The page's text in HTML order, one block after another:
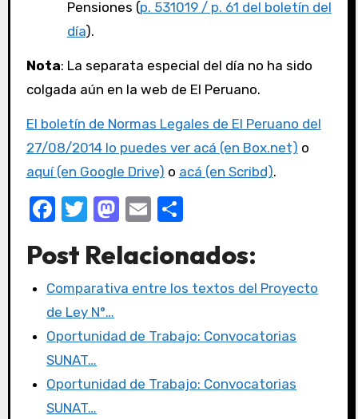
Pensiones (p. 531019 / p. 61 del boletín del
día).
Nota: La separata especial del día no ha sido
colgada aún en la web de El Peruano.
El boletín de Normas Legales de El Peruano del
27/08/2014 lo puedes ver acá (en Box.net) o
aquí (en Google Drive) o acá (en Scribd).
F
c
e
b
o
o
k
T
it
te
r
M
st
o
o
E
ail
C
m
p
tir
Post Relacionados:
Comparativa entre los textos del Proyecto
de Ley N°…
Oportunidad de Trabajo: Convocatorias
SUNAT…
Oportunidad de Trabajo: Convocatorias
SUNAT…